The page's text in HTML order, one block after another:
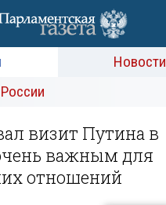
Новости
визит Путина в
важным для
отношений